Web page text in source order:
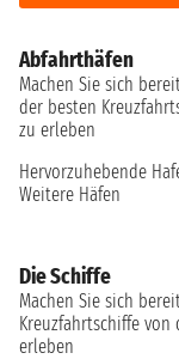
Abfahrthäfen
Machen Sie sich
der besten
zu erleben
Hervorzuhebende
Weitere Häfen
Die Schiffe
Machen Sie sich
Kreuzfahrtschiffe von
erleben